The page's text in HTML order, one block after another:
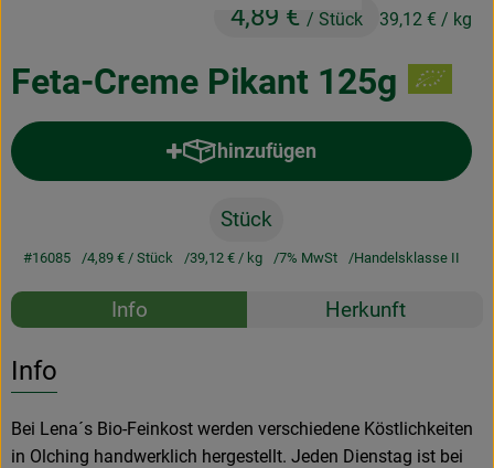
Lieferservice
Über uns
Feta-Creme Pikant 125g
4,89 € / Stück 39,12 € / kg
hinzufügen
Produkt zum Warenkorb
Stück
#16085 4,89 € / Stück 39,12 € / kg 7% MwSt Handelsklasse II
Rezepte
Info Herkunft
Info
Bei Lena´s Bio-Feinkost werden verschiedene Köstlichkeiten
in Olching handwerklich hergestellt. Jeden Dienstag ist bei